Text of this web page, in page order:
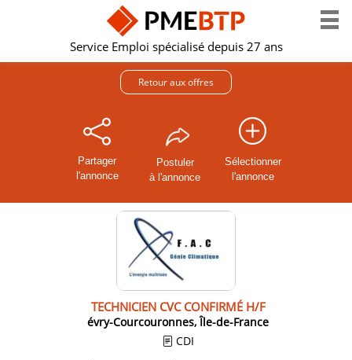
Service Emploi spécialisé depuis 27 ans
Retour aux offres
Partager
l'annonce
Postuler
à l'annonce
Sélectionner
l'annonce
TECHNICIEN CVC CONFIRMÉ H/F
évry-Courcouronnes, Île-de-France
CDI